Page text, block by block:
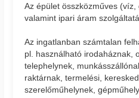
Az épület összközműves (víz,
valamint ipari áram
Az ingatlanban számtalan
pl. használható irodaháznak,
telephelynek,
raktárnak, termelési,
szerelőműhelynek,